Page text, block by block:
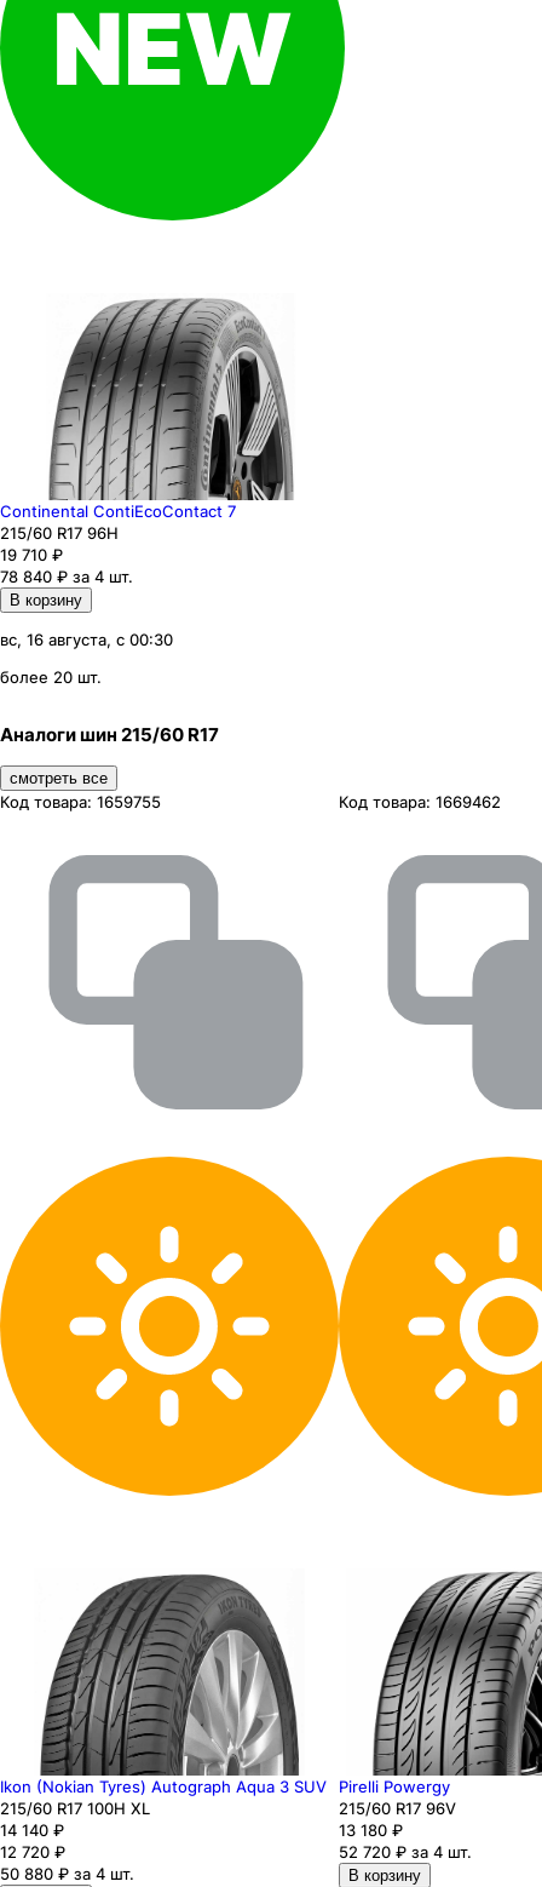
Continental ContiEcoContact 7
215/60 R17 96H
19 710 ₽
78 840 ₽ за 4 шт.
В корзину
вс, 16 августа, с 00:30
более 20 шт.
Аналоги шин 215/60 R17
смотреть все
Код товара: 1659755
Ikon (Nokian Tyres) Autograph Aqua 3 SUV
215/60 R17 100H XL
14 140 ₽
12 720 ₽
50 880 ₽ за 4 шт.
Код товара: 1669462
Pirelli Powergy
215/60 R17 96V
13 180 ₽
52 720 ₽ за 4 шт.
В корзину